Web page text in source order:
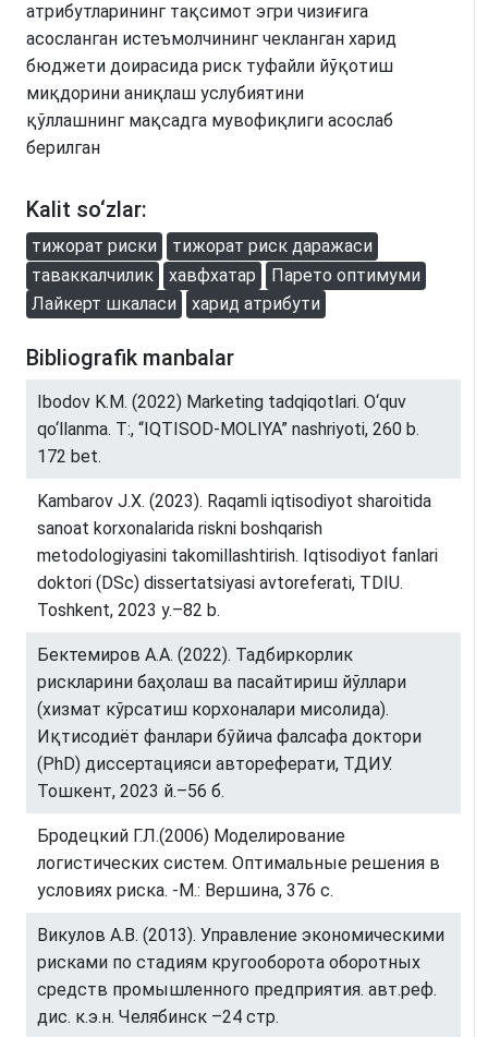
атрибутларининг тақсимот эгри чизиғига
асосланган истеъмолчининг чекланган харид
бюджети доирасида риск туфайли йўқотиш
миқдорини аниқлаш услубиятини
қўллашнинг мақсадга мувофиқлиги асослаб
берилган
Kalit so‘zlar:
тижорат риски
тижорат риск даражаси
таваккалчилик
хавфхатар
Парето оптимуми
Лайкерт шкаласи
харид атрибути
Bibliografik manbalar
Ibodov K.M. (2022) Marketing tadqiqotlari. O‘quv
qo‘llanma. T:, “IQTISOD-MOLIYA” nashriyoti, 260 b.
172 bet.
Kambarov J.Х. (2023). Raqamli iqtisodiyot sharoitida
sanoat korxonalarida riskni boshqarish
metodologiyasini takomillashtirish. Iqtisodiyot fanlari
doktori (DSc) dissertatsiyasi avtoreferati, TDIU.
Toshkent, 2023 y.–82 b.
Бектемиров А.А. (2022). Тадбиркорлик
рискларини баҳолаш ва пасайтириш йўллари
(хизмат кўрсатиш корхоналари мисолида).
Иқтисодиёт фанлари бўйича фалсафа доктори
(PhD) диссертацияси автореферати, ТДИУ.
Тошкент, 2023 й.–56 б.
Бродецкий Г.Л.(2006) Моделирование
логистических систем. Оптимальные решения в
условиях риска. -М.: Вершина, 376 с.
Викулов А.В. (2013). Управление экономическими
рисками по стадиям кругооборота оборотных
средств промышленного предприятия. авт.реф.
дис. к.э.н. Челябинск –24 стр.